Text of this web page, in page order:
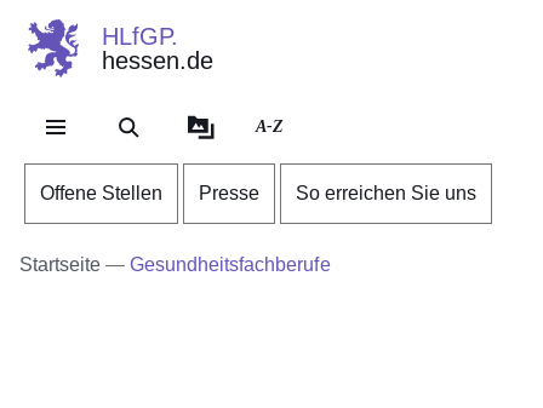
HLfGP.
hessen.de
A-Z
Offene Stellen Presse So erreichen Sie uns
Startseite Gesundheitsfachberufe